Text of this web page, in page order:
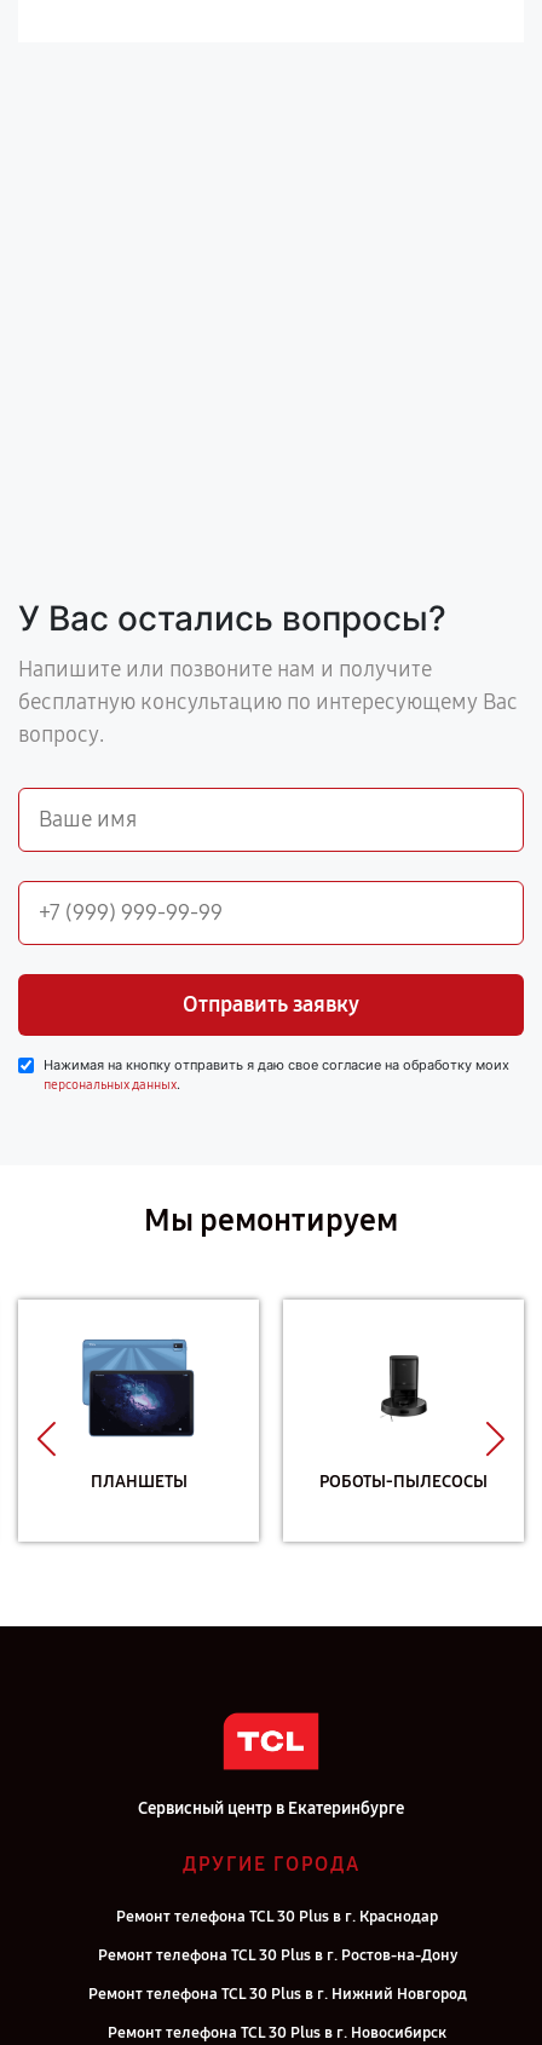
У Вас остались вопросы?
Напишите или позвоните нам и получите
бесплатную консультацию по интересующему Вас
вопросу.
Отправить заявку
Нажимая на кнопку отправить я даю свое согласие на обработку моих
персональных данных.
Мы ремонтируем
ПЛАНШЕТЫ РОБОТЫ-ПЫЛЕСОСЫ
Сервисный центр в Екатеринбурге
ДРУГИЕ ГОРОДА
Ремонт телефона TCL 30 Plus в г. Краснодар
Ремонт телефона TCL 30 Plus в г. Ростов-на-Дону
Ремонт телефона TCL 30 Plus в г. Нижний Новгород
Ремонт телефона TCL 30 Plus в г. Новосибирск